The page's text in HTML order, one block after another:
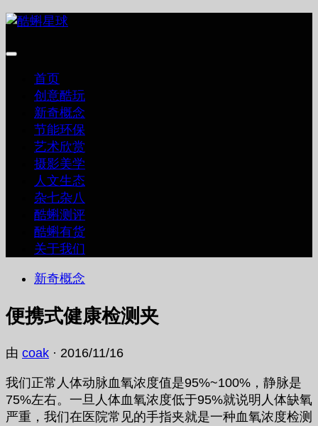
跳
内
首页
创意酷玩
新奇概念
节能环保
艺术欣赏
摄影美学
人文生态
杂七杂八
酷蝌测评
酷蝌有货
关于我们
新奇概念
便携式健康检测夹
由 coak · 2016/11/16
我们正常人体动脉血氧浓度值是95%~100%，静脉是
75%左右。一旦人体血氧浓度低于95%就说明人体缺氧
严重，我们在医院常见的手指夹就是一种血氧浓度检测